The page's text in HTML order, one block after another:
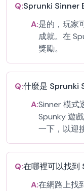
Q:Sprunki Sinner
A:是的，玩家
成就。在
獎勵。
Q:什麼是 Sprunki
A:Sinner 模式
Spunky 遊
一下，以迎
Q:在哪裡可以找到
A:在網路上找